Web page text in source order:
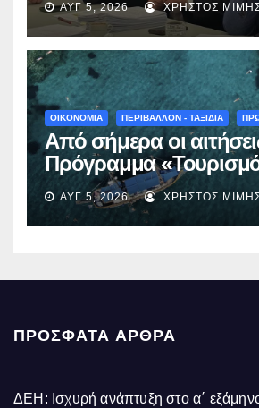
Νεστορίου: «Η
γίνεται πράξη με
χρηματοδότηση»
ΑΥΓ 5, 2026 ΧΡΉΣΤΟΣ
ΟΙΚΟΝΟΜΙΑ ΠΕΡΙΒΑΛΛΟΝ - ΤΑΞΙΔΙΑ
Από σήμερα οι
Πρόγραμμα
Όλους 2026-2027» –
η προσθεσμία
ΑΥΓ 5, 2026 ΧΡΉΣΤΟΣ
ΠΡΌΣΦΑΤΑ ΆΡΘΡΑ
ΔΕΗ: Ισχυρή ανάπτυξη στο α΄